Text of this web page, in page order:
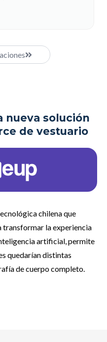
nueva solución
de vestuario
chilena que
la experiencia
artificial, permite
quedarían distintas
de cuerpo completo.